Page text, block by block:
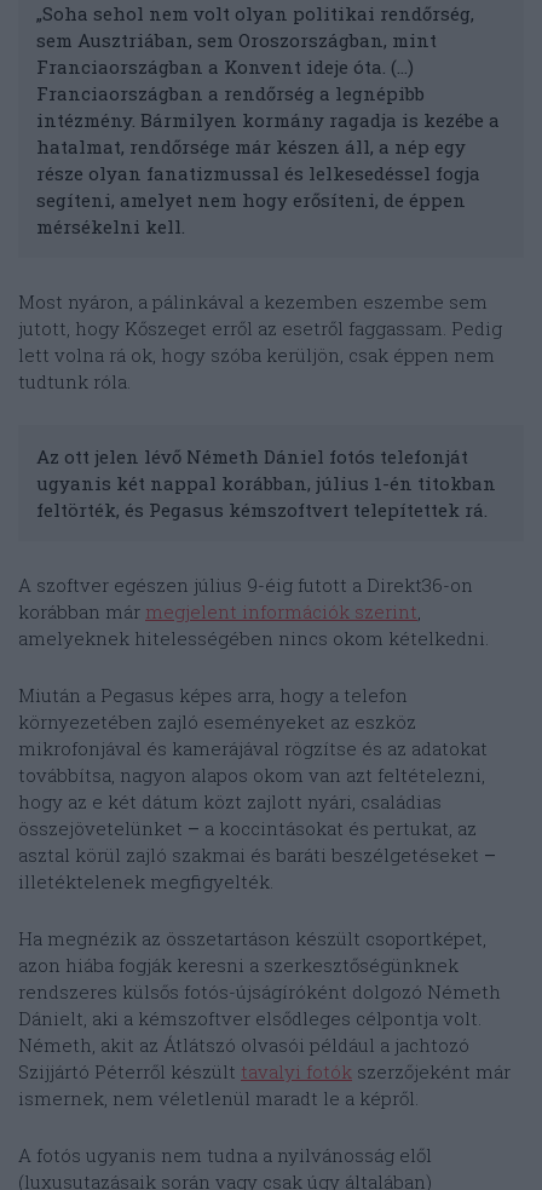
„Soha sehol nem volt olyan politikai rendőrség,
sem Ausztriában, sem Oroszországban, mint
Franciaországban a Konvent ideje óta. (…)
Franciaországban a rendőrség a legnépibb
intézmény. Bármilyen kormány ragadja is kezébe a
hatalmat, rendőrsége már készen áll, a nép egy
része olyan fanatizmussal és lelkesedéssel fogja
segíteni, amelyet nem hogy erősíteni, de éppen
mérsékelni kell.
Most nyáron, a pálinkával a kezemben eszembe sem
jutott, hogy Kőszeget erről az esetről faggassam. Pedig
lett volna rá ok, hogy szóba kerüljön, csak éppen nem
tudtunk róla.
Az ott jelen lévő Németh Dániel fotós telefonját
ugyanis két nappal korábban, július 1-én titokban
feltörték, és Pegasus kémszoftvert telepítettek rá.
A szoftver egészen július 9-éig futott a Direkt36-on
korábban már megjelent információk szerint,
amelyeknek hitelességében nincs okom kételkedni.
Miután a Pegasus képes arra, hogy a telefon
környezetében zajló eseményeket az eszköz
mikrofonjával és kamerájával rögzítse és az adatokat
továbbítsa, nagyon alapos okom van azt feltételezni,
hogy az e két dátum közt zajlott nyári, családias
összejövetelünket – a koccintásokat és pertukat, az
asztal körül zajló szakmai és baráti beszélgetéseket –
illetéktelenek megfigyelték.
Ha megnézik az összetartáson készült csoportképet,
azon hiába fogják keresni a szerkesztőségünknek
rendszeres külsős fotós-újságíróként dolgozó Németh
Dánielt, aki a kémszoftver elsődleges célpontja volt.
Németh, akit az Átlátszó olvasói például a jachtozó
Szijjártó Péterről készült tavalyi fotók szerzőjeként már
ismernek, nem véletlenül maradt le a képről.
A fotós ugyanis nem tudna a nyilvánosság elől
(luxusutazásaik során vagy csak úgy általában)